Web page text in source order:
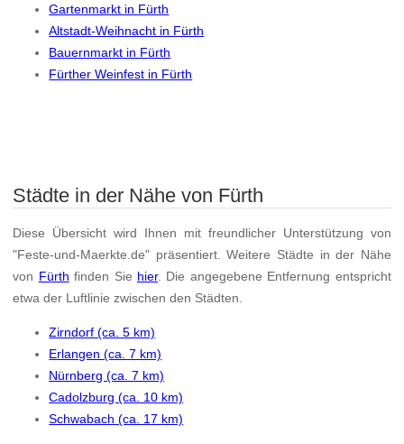
Gartenmarkt in Fürth
Altstadt-Weihnacht in Fürth
Bauernmarkt in Fürth
Fürther Weinfest in Fürth
Städte in der Nähe von Fürth
Diese Übersicht wird Ihnen mit freundlicher Unterstützung von
"Feste-und-Maerkte.de" präsentiert. Weitere Städte in der Nähe
von Fürth finden Sie hier. Die angegebene Entfernung entspricht
etwa der Luftlinie zwischen den Städten.
Zirndorf (ca. 5 km)
Erlangen (ca. 7 km)
Nürnberg (ca. 7 km)
Cadolzburg (ca. 10 km)
Schwabach (ca. 17 km)